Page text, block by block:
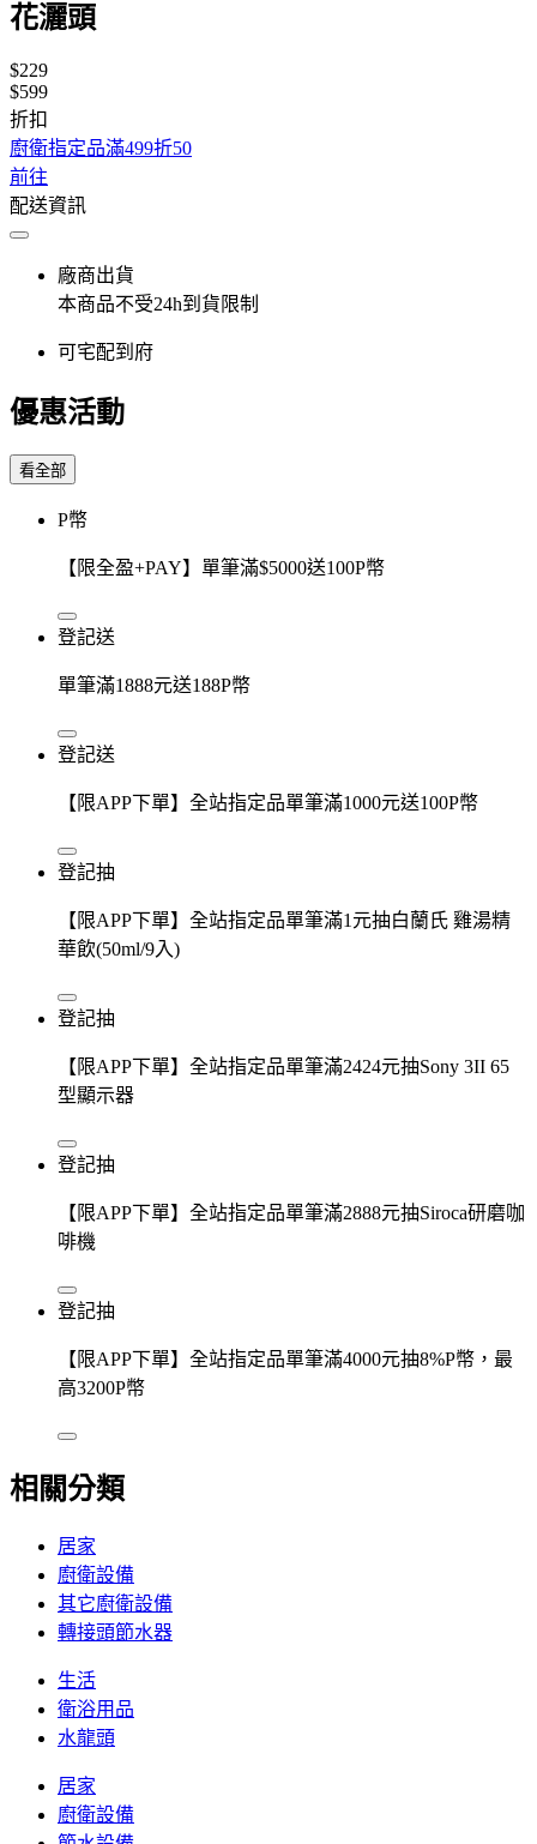
花灑頭
$229
$599
折扣
廚衛指定品滿499折50
前往
配送資訊
廠商出貨
本商品不受24h到貨限制
可宅配到府
優惠活動
看全部
P幣
【限全盈+PAY】單筆滿$5000送100P幣
登記送
單筆滿1888元送188P幣
登記送
【限APP下單】全站指定品單筆滿1000元送100P幣
登記抽
【限APP下單】全站指定品單筆滿1元抽白蘭氏 雞湯精
華飲(50ml/9入)
登記抽
【限APP下單】全站指定品單筆滿2424元抽Sony 3II 65
型顯示器
登記抽
【限APP下單】全站指定品單筆滿2888元抽Siroca研磨咖
啡機
登記抽
【限APP下單】全站指定品單筆滿4000元抽8%P幣，最
高3200P幣
相關分類
居家
廚衛設備
其它廚衛設備
轉接頭節水器
生活
衛浴用品
水龍頭
居家
廚衛設備